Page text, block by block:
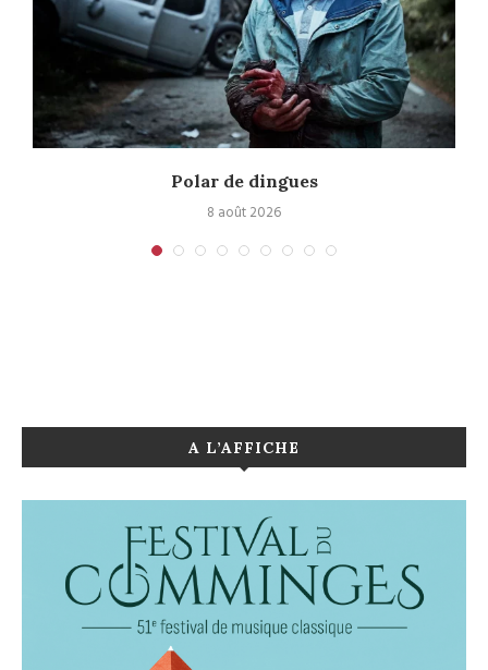
Polar de dingues
8 août 2026
A L’AFFICHE